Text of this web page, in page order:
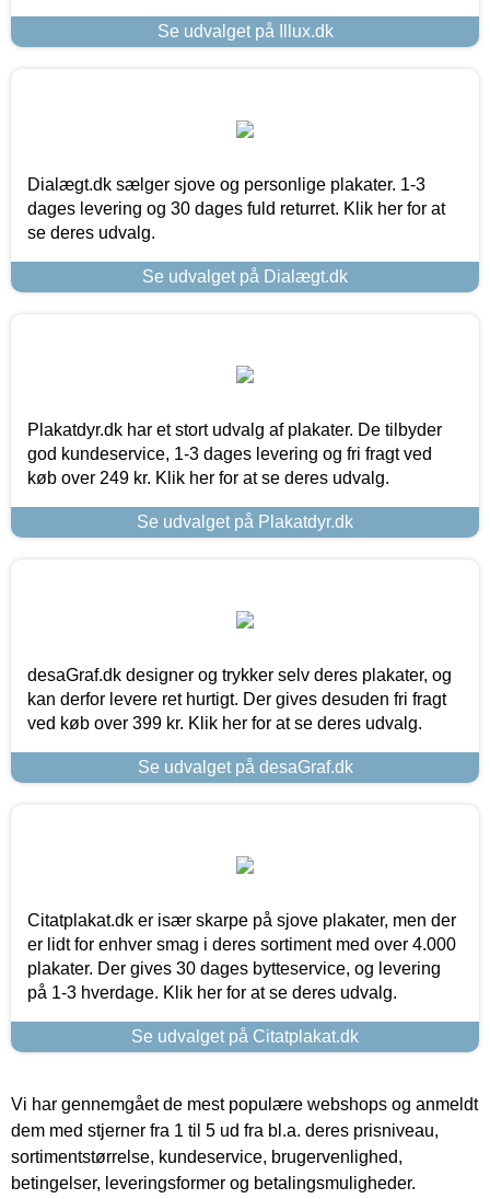
Se udvalget på Illux.dk
Dialægt.dk sælger sjove og personlige plakater. 1-3
dages levering og 30 dages fuld returret. Klik her for at
se deres udvalg.
Se udvalget på Dialægt.dk
Plakatdyr.dk har et stort udvalg af plakater. De tilbyder
god kundeservice, 1-3 dages levering og fri fragt ved
køb over 249 kr. Klik her for at se deres udvalg.
Se udvalget på Plakatdyr.dk
desaGraf.dk designer og trykker selv deres plakater, og
kan derfor levere ret hurtigt. Der gives desuden fri fragt
ved køb over 399 kr. Klik her for at se deres udvalg.
Se udvalget på desaGraf.dk
Citatplakat.dk er især skarpe på sjove plakater, men der
er lidt for enhver smag i deres sortiment med over 4.000
plakater. Der gives 30 dages bytteservice, og levering
på 1-3 hverdage. Klik her for at se deres udvalg.
Se udvalget på Citatplakat.dk
Vi har gennemgået de mest populære webshops og anmeldt
dem med stjerner fra 1 til 5 ud fra bl.a. deres prisniveau,
sortimentstørrelse, kundeservice, brugervenlighed,
betingelser, leveringsformer og betalingsmuligheder.